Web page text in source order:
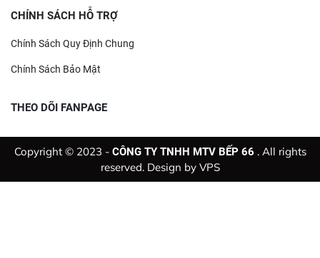
CHÍNH SÁCH HỖ TRỢ
Chính Sách Quy Định Chung
Chính Sách Bảo Mật
THEO DÕI FANPAGE
Copyright © 2023 - CÔNG TY TNHH MTV BẾP 66 . All rights
reserved. Design by VPS